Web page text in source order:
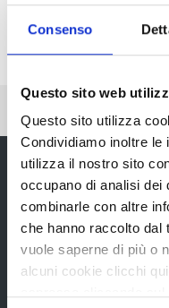
Consenso
Questo sito web
Questo sito utilizza
Condividiamo inoltre le
utilizza il nostro sito
occupano di analisi dei
combinarle con altre
che hanno raccolto dal
vuole saperne di più o
alcuni cookie clicchi